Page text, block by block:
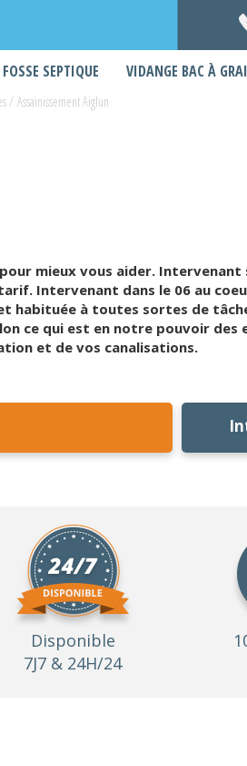
SEPTIQUE VIDANGE BAC À
/ Assainissement Aiglun
mieux vous aider.
Intervenant dans le 06 au
à toutes sortes de
ce qui est en notre pouvoir des
et de vos canalisations.
Disponible
7J7 & 24H/24